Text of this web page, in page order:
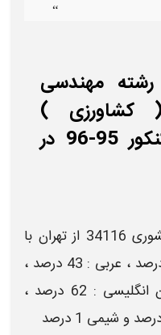
“
رشته مهندسی
کشاورزی )
دانشگاه دولتی اراک کنکور 95-96 در
رتبه 15709 منطقه 1 با رتبه کشوری 34116 از تهران با
درصد های :ادبیات فارسی : 36 درصد ، عربی : 43 درصد ،
دین و زندگی : 26 درصد ، زبان انگلیسی : 62 درصد ،